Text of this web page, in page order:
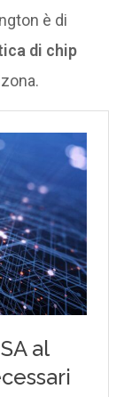
è di
di chip